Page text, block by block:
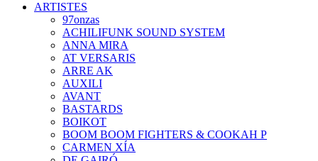
ARTISTES
97onzas
ACHILIFUNK SOUND SYSTEM
ANNA MIRA
AT VERSARIS
ARRE AK
AUXILI
AVANT
BASTARDS
BOIKOT
BOOM BOOM FIGHTERS & COOKAH P
CARMEN XÍA